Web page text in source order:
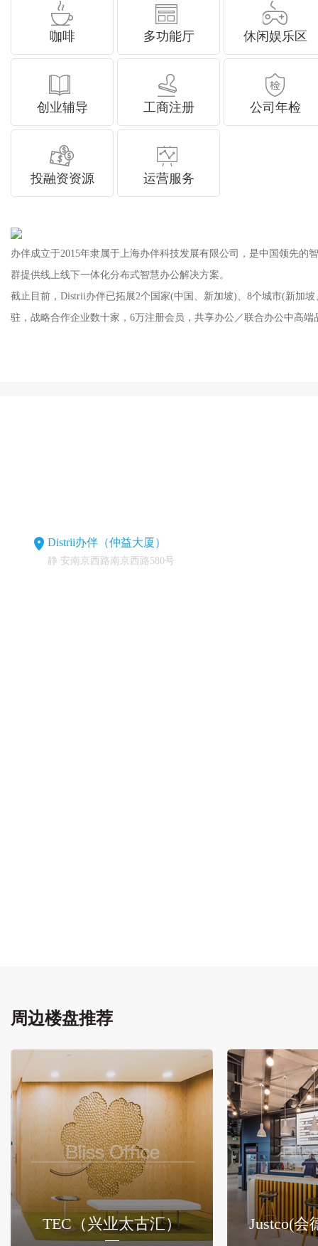
咖啡 多功能厅 休闲娱乐区
创业辅导 工商注册 公司年检
投融资资源 运营服务
办伴成立于2015年隶属于上海办伴科技发展有限公司，是中国领先的
群提供线上线下一体化分布式智慧办公解决方案。
截止目前，Distrii办伴已拓展2个国家(中国、新加坡)、8个城市(新加坡、上
驻，战略合作企业数十家，6万注册会员，共享办公／联合办公中高端
Distrii办伴（仲益大厦）
静 安南京西路南京西路580号
周边楼盘推荐
TEC（兴业太古汇） Justco(会